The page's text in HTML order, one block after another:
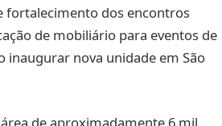
fortalecimento dos encontros
de mobiliário para eventos de
inaugurar nova unidade em São